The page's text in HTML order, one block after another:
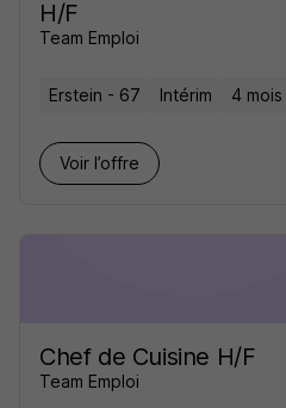
H/F
Team Emploi
Erstein - 67 Intérim 4 mois
Voir l’offre
Chef de Cuisine H/F
Team Emploi